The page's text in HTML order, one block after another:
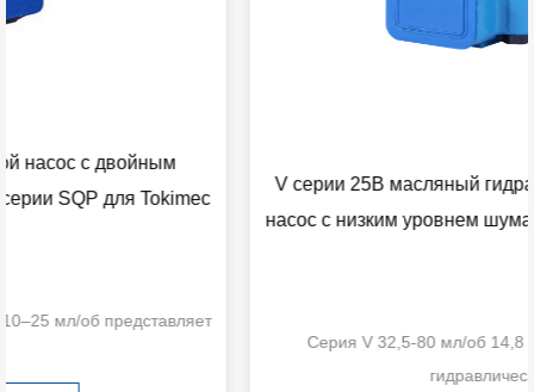
V серии 25В масляный гидравлический лопастной
насос с низким уровнем шума и высоким давлением
Серия V 32,5-80 мл/об 14,8 кг 25 В малошумный